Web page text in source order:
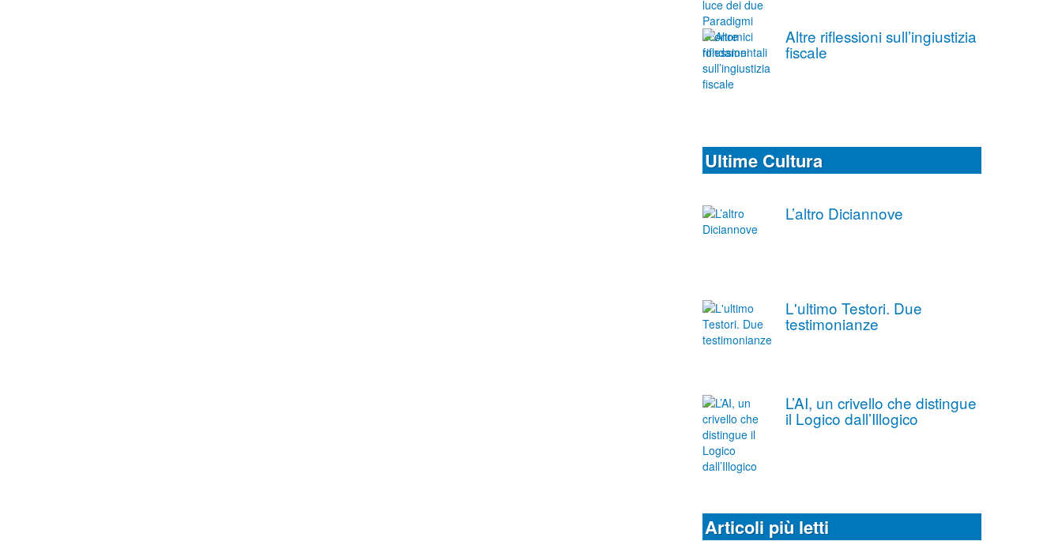
Altre riflessioni sull’ingiustizia
fiscale
Ultime Cultura
L’altro Diciannove
L'ultimo Testori. Due
testimonianze
L’AI, un crivello che distingue
il Logico dall’Illogico
Articoli più letti